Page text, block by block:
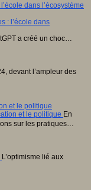
dans l’écosystème
a créé un choc…
devant l’ampleur des
et le politique
En
sur les pratiques…
L’optimisme lié aux